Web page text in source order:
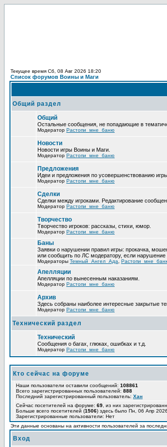
Текущее время Сб, 08 Авг 2026 18:20
Список форумов Воины и Маги
Общий раздел
Общий
Остальные сообщения, не попадающие в
Модератор Растопи_мне_баню
Новости
Новости игры Воины и Маги.
Модератор Растопи_мне_баню
Предложения
Идеи и предложения по усовершенствованию
Модератор Растопи_мне_баню
Сделки
Сделки между игроками. Редактирование
Модератор Растопи_мне_баню
Творчество
Творчество игроков: рассказы, стихи, юмор.
Модератор Растопи_мне_баню
Баны
Заявки о нарушении правил игры: прокачка,
или сообщить по ЛС модератору, если
Модераторы Темный_Ангел_Ада
Апелляции
Апелляции по вынесенным наказаниям.
Модератор Растопи_мне_баню
Архив
Здесь собраны наиболее интересные закрытые
Модератор Растопи_мне_баню
Технический раздел
Технический
Сообщения о багах, глюках, ошибках и т.д.
Модератор Растопи_мне_баню
Кто сейчас на форуме
Наши пользователи оставили сообщений: 108861
Всего зарегистрированных пользователей: 888
Последний зарегистрированный пользователь: Хан
Сейчас посетителей на форуме: 69 , из них
Больше всего посетителей (1506) здесь было Пн, 06 Апр
Зарегистрированные пользователи: Нет
Эти данные основаны на активности пользователей за
Вход